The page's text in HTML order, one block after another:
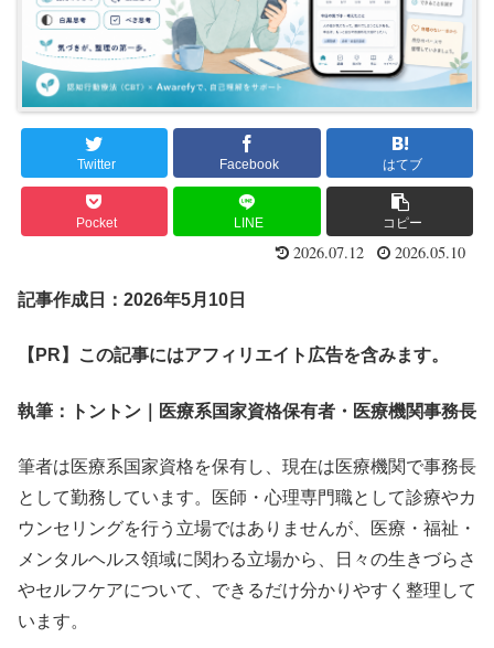
Twitter Facebook はてブ
Pocket LINE コピー
2026.07.12 2026.05.10
記事作成日：2026年5月10日
【PR】この記事にはアフィリエイト広告を含みます。
執筆：トントン｜医療系国家資格保有者・医療機関事務長
筆者は医療系国家資格を保有し、現在は医療機関で事務長
として勤務しています。医師・心理専門職として診療やカ
ウンセリングを行う立場ではありませんが、医療・福祉・
メンタルヘルス領域に関わる立場から、日々の生きづらさ
やセルフケアについて、できるだけ分かりやすく整理して
います。